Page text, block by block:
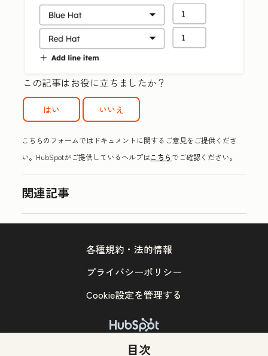
この記事はお役に立ちましたか？
はい いいえ
こちらのフォームではドキュメントに関するご意見をご提供くださ
い。HubSpotがご提供しているヘルプはこちらでご確認ください。
関連記事
目次
Copyright © 2026 HubSpot, Inc.
各種規約・法的情報
プライバシーポリシー
Cookie設定を管理する